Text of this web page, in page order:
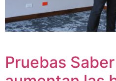
Pruebas